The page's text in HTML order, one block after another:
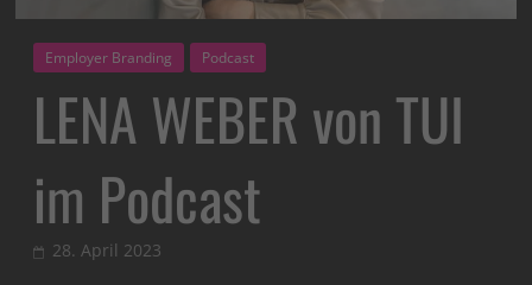
Employer Branding Podcast
LENA WEBER von TUI
im Podcast
28. April 2023